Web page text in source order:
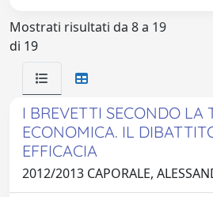
Mostrati risultati da 8 a 19
di 19
I BREVETTI SECONDO LA
ECONOMICA. IL
EFFICACIA
2012/2013 CAPORALE,